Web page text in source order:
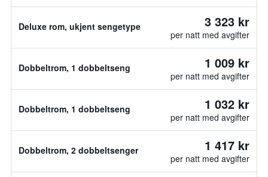
Deluxe rom, ukjent sengetype 3 323 kr
per natt med avgifter
Dobbeltrom, 1 dobbeltseng 1 009 kr
per natt med avgifter
Dobbeltrom, 1 dobbeltseng 1 032 kr
per natt med avgifter
Dobbeltrom, 2 dobbeltsenger 1 417 kr
per natt med avgifter